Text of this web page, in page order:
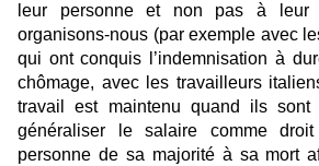
leur personne et non pas à
organisons-nous (par exemple avec
qui ont conquis l’indemnisation à
chômage, avec les travailleurs
travail est maintenu quand ils sont
généraliser le salaire comme
personne de sa majorité à sa mort